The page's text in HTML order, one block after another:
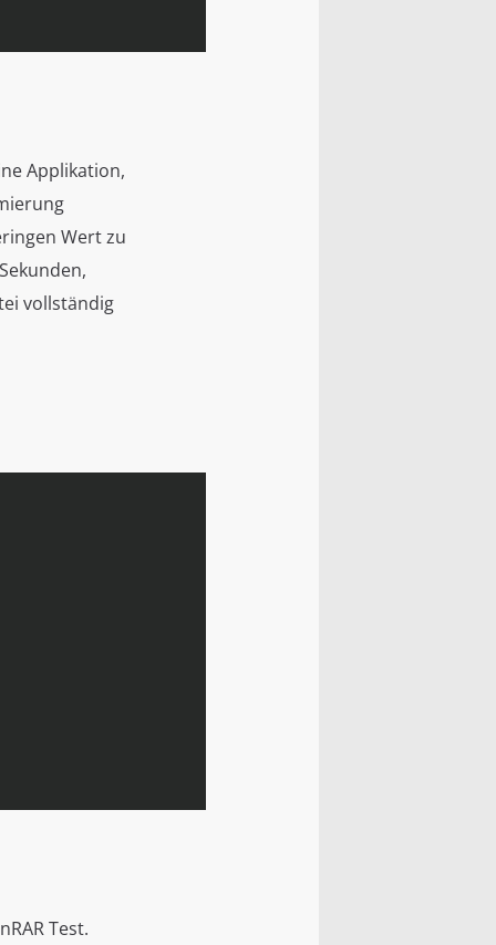
Applikation,
Wert zu
vollständig
Test.